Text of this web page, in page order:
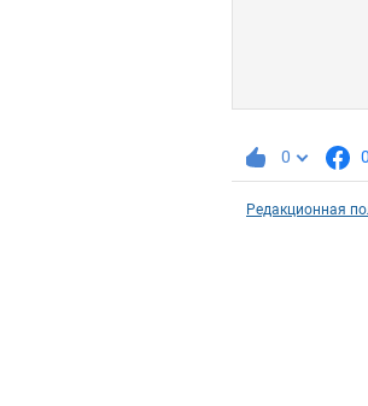
0 0
Редакционная